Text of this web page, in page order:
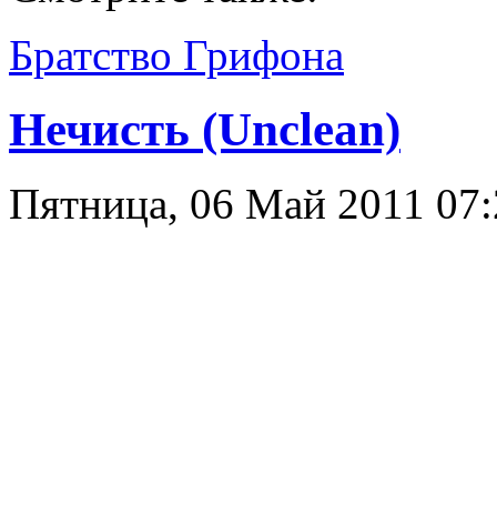
Братство Грифона
Нечисть (Unclean)
Пятница, 06 Май 2011